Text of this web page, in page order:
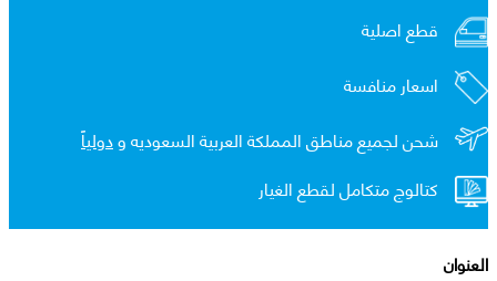
قطع اصلية
اسعار منافسة
شحن لجميع مناطق المملكة العربية السعوديه ودولياً
كتالوج متكامل لقطع الغيار
العنوان